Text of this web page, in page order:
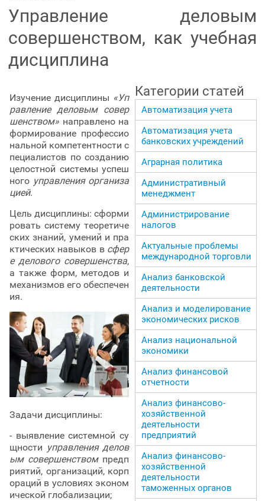
Управление деловым
совершенством, как учебная
дисциплина
Изучение дисциплины «Уп
равление деловым совер
шенством» направлено на
формирование профессио
нальной компетентности с
пециалистов по созданию
целостной системы успеш
ного управления организа
цией.
Цель дисциплины: сформи
ровать систему теоретиче
ских знаний, умений и пра
ктических навыков в сфер
е делового совершенства,
а также форм, методов и
механизмов его обеспечен
ия.
Задачи дисциплины:
- выявление системной су
щности управления делов
ым совершенствомпредп
риятий, организаций, корп
ораций в условиях эконом
ической глобализации;
Категории статей
Автоматизация учета
Автоматизация учета
банковских учреждений
Аграрная политика
Административный
менеджмент
Администрирование
налогов
Актуальные проблемы
международной торговли
Анализ банковской
деятельности
Анализ и моделирование
экономических рисков
Анализ национальной
экономики
Анализ финансовой
отчетности
Анализ финансово-
хозяйственной
деятельности
предприятий
Анализ финансово-
хозяйственной
деятельности
таможенных органов